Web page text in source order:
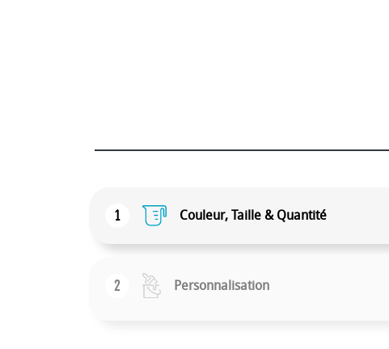
1 Couleur, Taille & Quantité
2 Personnalisation